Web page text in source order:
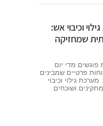
וכיבוי אש:
שמחזיקה
פוגשים מדי יום
פרטיים שמבינים
גילוי וכיבוי
ושוכחים.